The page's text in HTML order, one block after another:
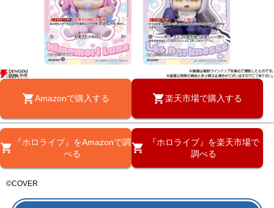
Amazonで購入する 楽天市場で購入する
『ホロライブ』をAmazonで調
べる
『ホロライブ』を楽天市場で
調べる
©COVER